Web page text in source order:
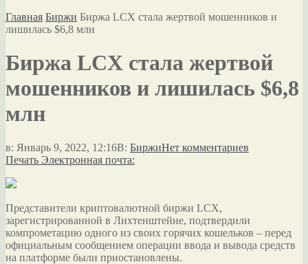
Главная Биржи Биржа LCX стала жертвой мошенников и
лишилась $6,8 млн
Биржа LCX стала жертвой
мошенников и лишилась $6,8
млн
в: Январь 9, 2022, 12:16В: БиржиНет комментариев
Печать Электронная почта:
Представители криптовалютной биржи LCX,
зарегистрированной в Лихтенштейне, подтвердили
компрометацию одного из своих горячих кошельков – перед
официальным сообщением операции ввода и вывода средств
на платформе были приостановлены.